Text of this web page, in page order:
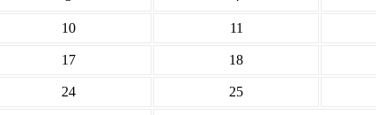
10 11
17 18
24 25